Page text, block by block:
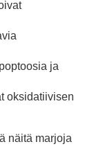
ja
oksidatiivisen
näitä marjoja